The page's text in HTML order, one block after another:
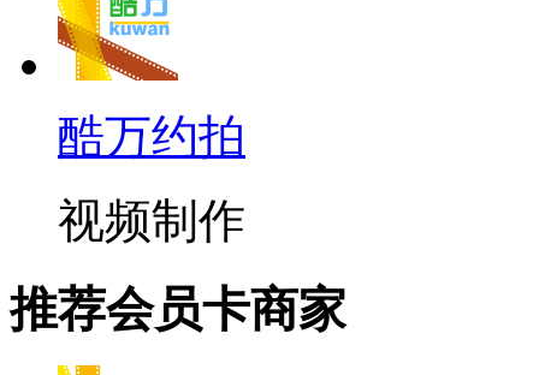
酷万约拍
视频制作
推荐会员卡商家